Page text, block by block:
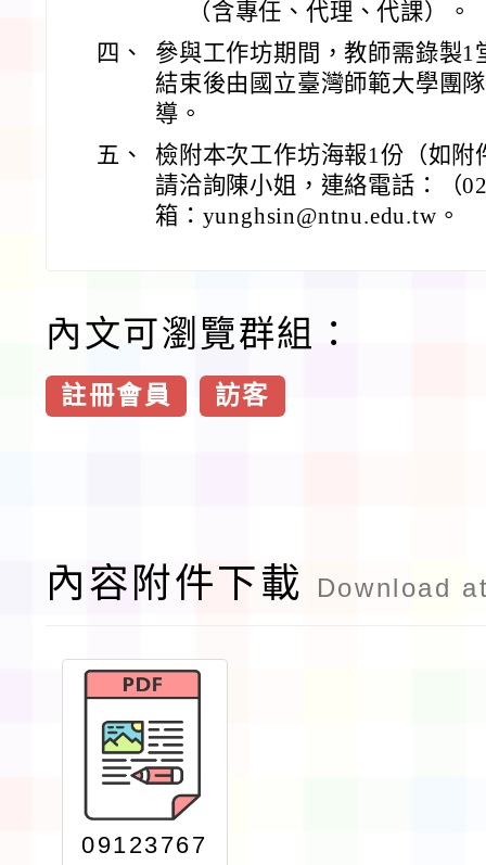
（含專任、代理、代課）。
四、
參與工作坊期間，教師需錄製
結束後由國立臺灣師範大學團
導。
五、
檢附本次工作坊海報1份（如
請洽詢陳小姐，連絡電話：（
箱：yunghsin@ntnu.edu.tw。
內文可瀏覽群組：
註冊會員 訪客
內容附件下載 Download
09123767